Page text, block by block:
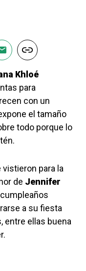
Khloé
para
con un
el tamaño
todo porque lo
para la
de Jennifer
a su fiesta
entre ellas buena